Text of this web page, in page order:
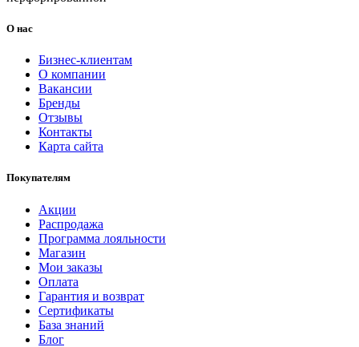
О нас
Бизнес-клиентам
О компании
Вакансии
Бренды
Отзывы
Контакты
Карта сайта
Покупателям
Акции
Распродажа
Программа лояльности
Магазин
Мои заказы
Оплата
Гарантия и возврат
Сертификаты
База знаний
Блог